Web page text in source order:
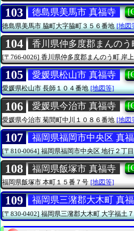
103 徳島県美馬市 真福寺
徳島県美馬市脇町大字脇町３５６番地 [地図
104 香川県仲多度郡まんのう
[〒766-0026] 香川県仲多度郡まんのう町岸
105 愛媛県松山市 真福寺
愛媛県松山市長師１０４番地 [地図等]
106 愛媛県今治市 真福寺
愛媛県今治市 菊間町中川１０８６番地 [地図
107 福岡県福岡市中央区 真
[〒810-0064] 福岡県福岡市中央区地行２丁
108 福岡県飯塚市 真福寺
福岡県飯塚市本町１５番７号 [地図等]
109 福岡県三潴郡大木町 真
[〒830-0402] 福岡県三潴郡大木町大字福土